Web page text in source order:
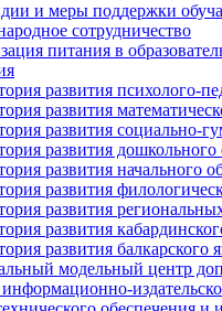
и меры поддержки
сотрудничество
питания в
развития психолого-
развития
развития социально-
развития
развития начального
развития
развития
развития
развития балкарского
модельный центр